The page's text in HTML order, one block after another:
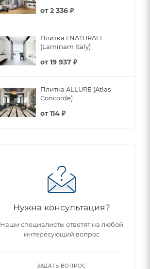
от2 336 ₽
Плитка I NATURALI
(Laminam Italy)
от19 937 ₽
Плитка ALLURE (Atlas
Concorde)
от114 ₽
Нужна консультация?
Наши специалисты ответят на любой
интересующий вопрос
ЗАДАТЬ ВОПРОС